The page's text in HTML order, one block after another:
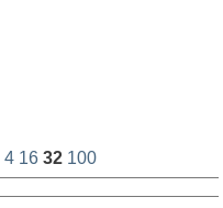
4 16 32 100